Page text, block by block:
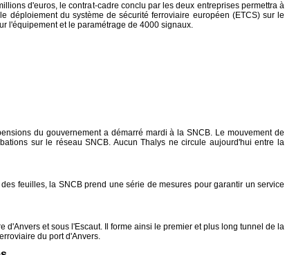
d'euros, le contrat-cadre conclu par les deux entreprises permettra à
déploiement du système de sécurité ferroviaire européen (ETCS) sur le
l'équipement et le paramétrage de 4000 signaux.
du gouvernement a démarré mardi à la SNCB. Le mouvement de
sur le réseau SNCB. Aucun Thalys ne circule aujourd'hui entre la
feuilles, la SNCB prend une série de mesures pour garantir un service
d'Anvers et sous l'Escaut. Il forme ainsi le premier et plus long tunnel de la
du port d'Anvers.